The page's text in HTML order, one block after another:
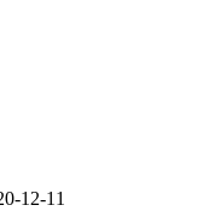
12-11